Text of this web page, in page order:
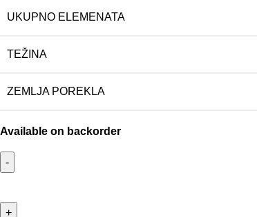
UKUPNO ELEMENATA
TEŽINA
ZEMLJA POREKLA
Available on backorder